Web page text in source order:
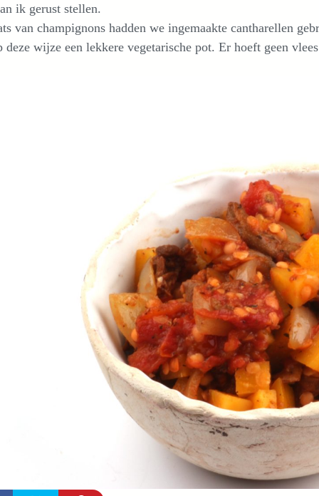
ik gerust stellen.
van champignons hadden we ingemaakte cantharellen
deze wijze een lekkere vegetarische pot. Er hoeft geen